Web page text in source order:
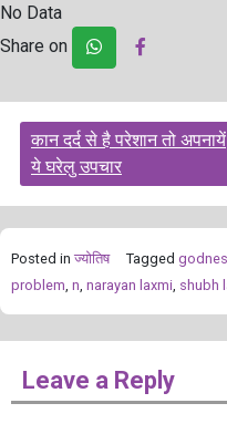
No Data
Share on
Post
navigation
कान दर्द से है परेशान तो अपनायें
ये घरेलु उपचार
Posted in ज्योतिष Tagged
problem n narayan laxmi shubh
Leave a Reply